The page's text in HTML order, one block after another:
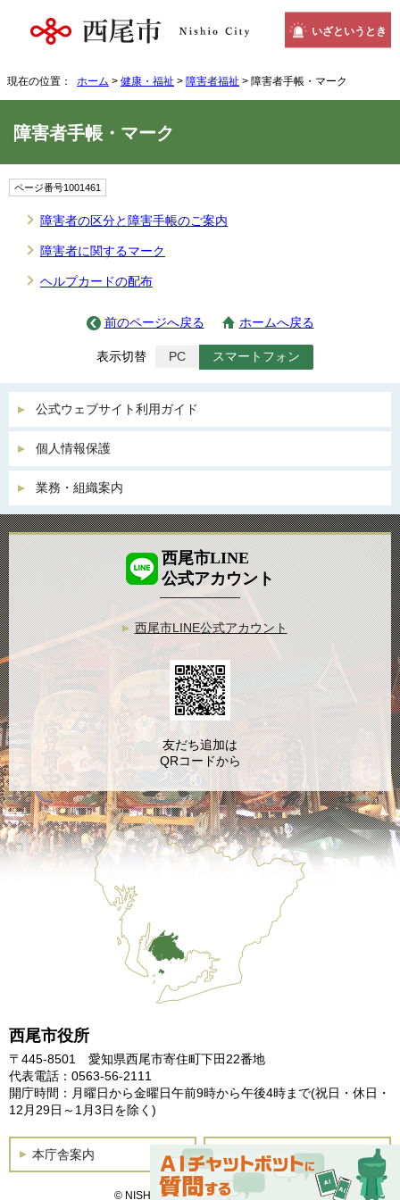
いざというとき
現在の位置： ホーム > 健康・福祉 > 障害者福祉 > 障害者手帳・マーク
障害者手帳・マーク
ページ番号1001461
障害者の区分と障害手帳のご案内
障害者に関するマーク
ヘルプカードの配布
前のページへ戻る ホームへ戻る
表示切替 PC スマートフォン
公式ウェブサイト利用ガイド
個人情報保護
業務・組織案内
西尾市役所
〒445-8501 愛知県西尾市寄住町下田22番地
代表電話：0563-56-2111
開庁時間：月曜日から金曜日午前9時から午後4時まで(祝日・休日・
12月29日～1月3日を除く)
本庁舎案内 土曜開庁
© NISHIO City, All Rights Reserved.
西尾市LINE
公式アカウント
西尾市LINE公式アカウント
友だち追加は
QRコードから